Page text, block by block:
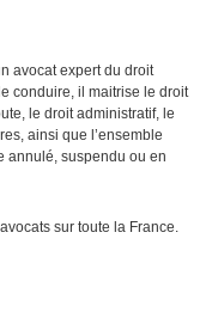
avocat expert du droit
conduire, il maitrise le droit
le droit administratif, le
ainsi que l’ensemble
annulé, suspendu ou en
sur toute la France.